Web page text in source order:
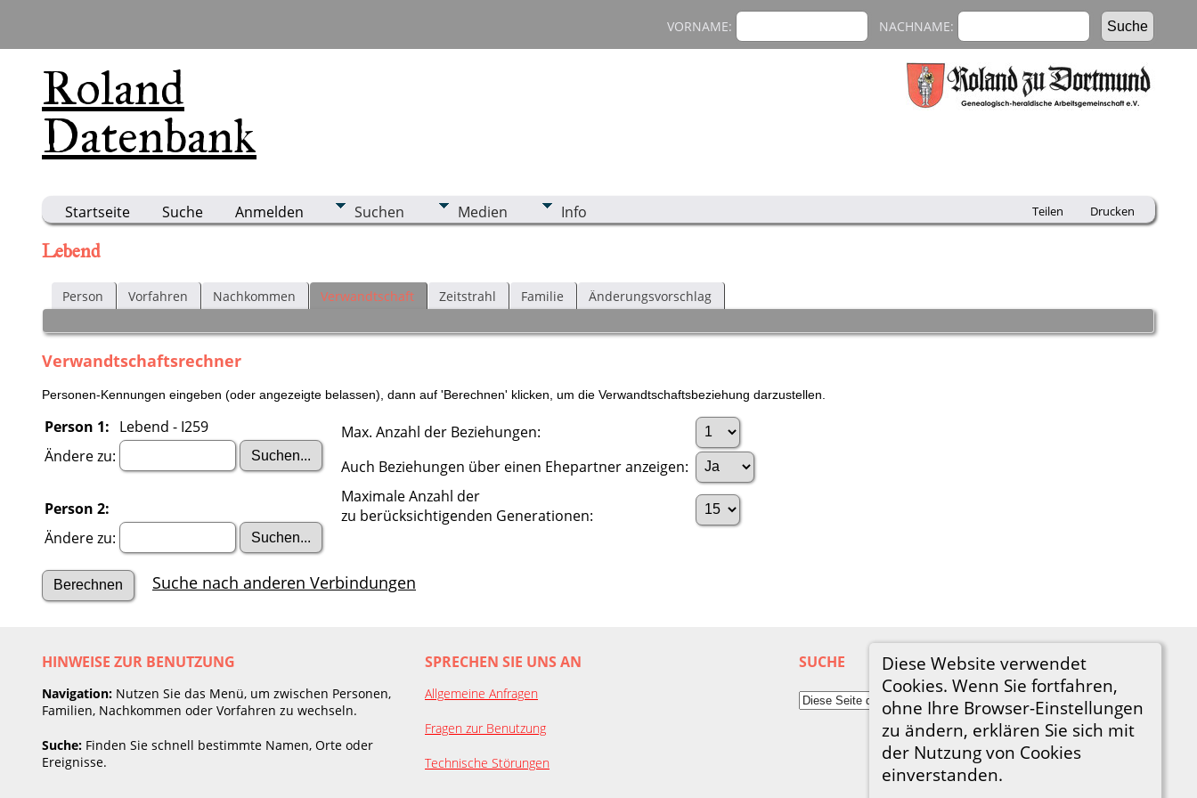
Roland
Datenbank
VORNAME: NACHNAME:
Startseite Suche Anmelden Suchen Medien Info Teilen Drucken
Diese Website verwendet
Cookies. Wenn Sie fortfahren,
ohne Ihre Browser-Einstellungen
zu ändern, erklären Sie sich mit
der Nutzung von Cookies
einverstanden.
Lebend
Person Vorfahren Nachkommen Verwandtschaft Zeitstrahl Familie Änderungsvorschlag
Verwandtschaftsrechner
Personen-Kennungen eingeben (oder angezeigte belassen), dann auf 'Berechnen' klicken, um die Verwandtschaftsbeziehung darzustellen.
Person 1: Lebend - I259
Ändere zu:
Person 2:
Ändere zu:
Max. Anzahl der Beziehungen:
Auch Beziehungen über einen Ehepartner anzeigen:
Maximale Anzahl der
zu berücksichtigenden Generationen:
Suche nach anderen Verbindungen
HINWEISE ZUR BENUTZUNG
Navigation: Nutzen Sie das Menü, um zwischen Personen,
Familien, Nachkommen oder Vorfahren zu wechseln.
Suche: Finden Sie schnell bestimmte Namen, Orte oder
Ereignisse.
SPRECHEN SIE UNS AN
Allgemeine Anfragen
Fragen zur Benutzung
Technische Störungen
SUCHE